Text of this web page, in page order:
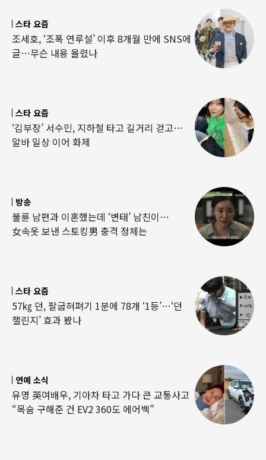
스타 요즘
조세호, ‘조폭 연루설’ 이후 8개월 만에 SNS에
글…무슨 내용 올렸나
스타 요즘
‘김부장’ 서수민, 지하철 타고 길거리 걷고…
알바 일상 이어 화제
방송
불륜 남편과 이혼했는데 ‘변태’ 남친이…
女속옷 보낸 스토킹男 충격 정체는
스타 요즘
57㎏ 던, 팔굽혀펴기 1분에 78개 ‘1등’…‘던
챌린지’ 효과 봤나
연예 소식
유명 英여배우, 기아차 타고 가다 큰 교통사고
“목숨 구해준 건 EV2 360도 에어백”